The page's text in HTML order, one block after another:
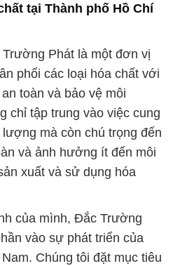
tại Thành phố Hồ Chí
Phát là một đơn vị
phối các loại hóa chất với
toàn và bảo vệ môi
chỉ tập trung vào việc cung
mà còn chú trọng đến
và ảnh hưởng ít đến môi
xuất và sử dụng hóa
của mình, Đắc Trường
vào sự phát triển của
Chúng tôi đặt mục tiêu